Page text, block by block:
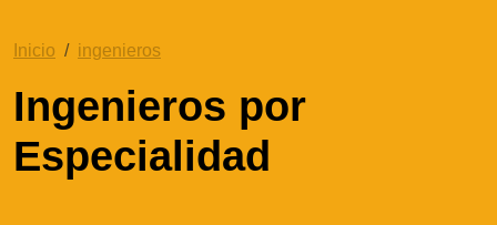
Inicio ingenieros
Ingenieros por
Especialidad